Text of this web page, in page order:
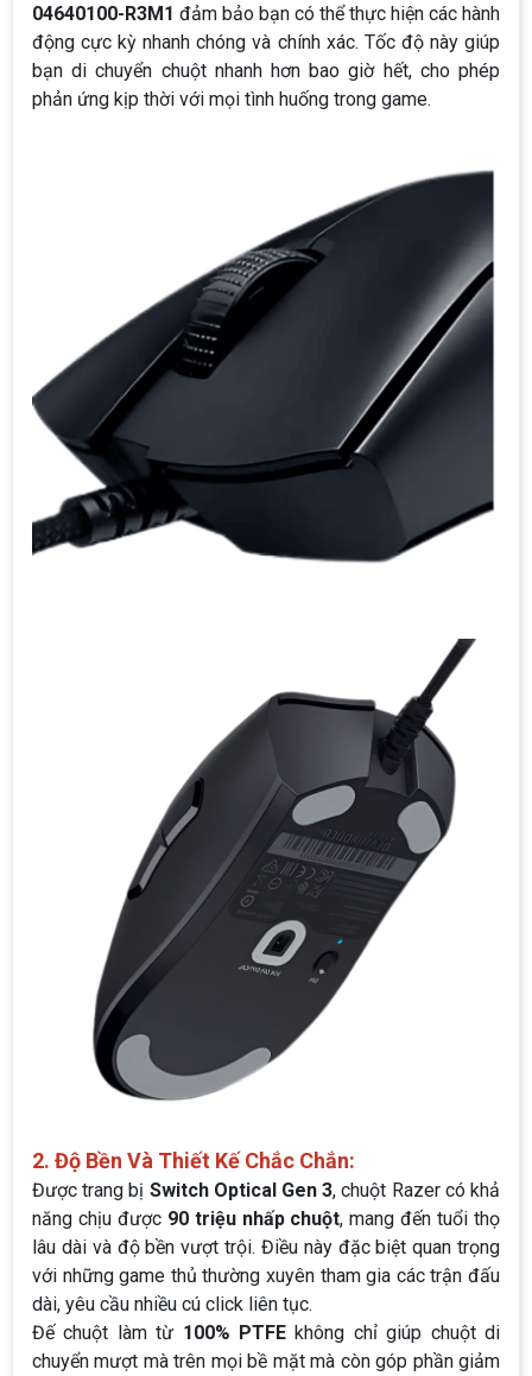
04640100-R3M1 đảm bảo bạn có thể thực hiện các hành
động cực kỳ nhanh chóng và chính xác. Tốc độ này giúp
bạn di chuyển chuột nhanh hơn bao giờ hết, cho phép
phản ứng kịp thời với mọi tình huống trong game.
2. Độ Bền Và Thiết Kế Chắc Chắn:
Được trang bị Switch Optical Gen 3, chuột Razer có khả
năng chịu được 90 triệu nhấp chuột, mang đến tuổi thọ
lâu dài và độ bền vượt trội. Điều này đặc biệt quan trọng
với những game thủ thường xuyên tham gia các trận đấu
dài, yêu cầu nhiều cú click liên tục.
Đế chuột làm từ 100% PTFE không chỉ giúp chuột di
chuyển mượt mà trên mọi bề mặt mà còn góp phần giảm